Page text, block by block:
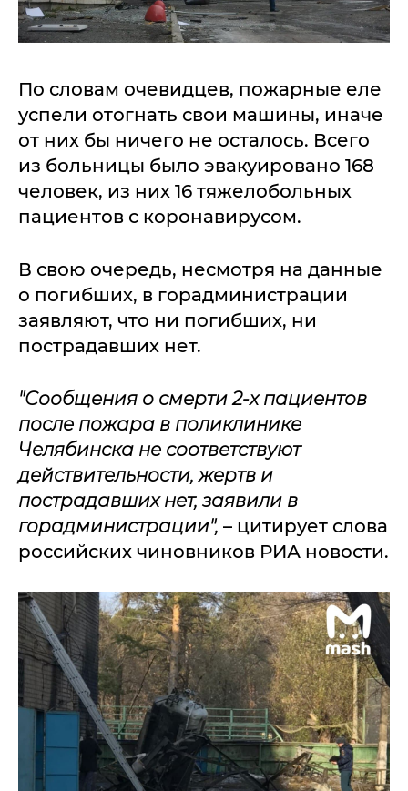
По словам очевидцев, пожарные еле
успели отогнать свои машины, иначе
от них бы ничего не осталось. Всего
из больницы было эвакуировано 168
человек, из них 16 тяжелобольных
пациентов с коронавирусом.
В свою очередь, несмотря на данные
о погибших, в горадминистрации
заявляют, что ни погибших, ни
пострадавших нет.
"Сообщения о смерти 2-х пациентов
после пожара в поликлинике
Челябинска не соответствуют
действительности, жертв и
пострадавших нет, заявили в
горадминистрации", – цитирует слова
российских чиновников РИА новости.